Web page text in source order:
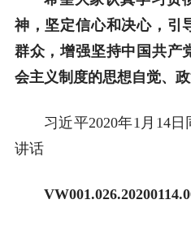
神，坚定信心和决心，引
群众，增强坚持中国共产
会主义制度的思想自觉、
习近平2020年1月14
讲话